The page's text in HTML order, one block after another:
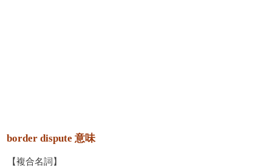
border dispute 意味
【複合名詞】